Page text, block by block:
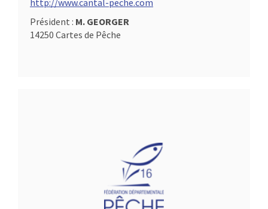
http://www.cantal-peche.com
Président : M. GEORGER
14250 Cartes de Pêche